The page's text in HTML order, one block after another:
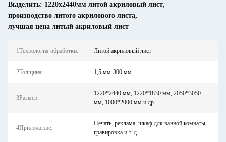
Выделить: 1220x2440мм литой акриловый лист,
производство литого акрилового листа,
лучшая цена литый акриловый лист
1Технология обработки: Литой акриловый лист
2Толщина: 1,5 мм-300 мм
3Размер:
1220*2440 мм, 1220*1830 мм, 2050*3050
мм, 1000*2000 мм и др.
4Приложение:
Печать, реклама, шкаф для ванной комнаты,
гравировка и т. д.